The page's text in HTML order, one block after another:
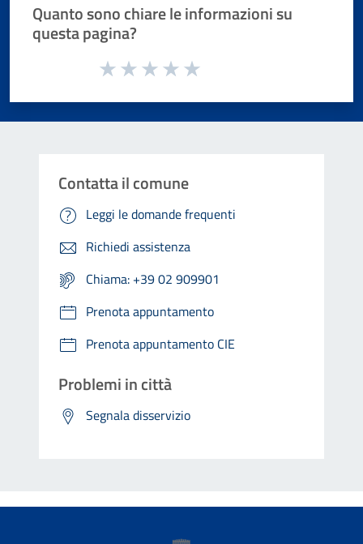
Quanto sono chiare le informazioni su
questa pagina?
Valuta da 1 a 5 stelle la pagina
Contatta il comune
Leggi le domande frequenti
Richiedi assistenza
Chiama: +39 02 909901
Prenota appuntamento
Prenota appuntamento CIE
Problemi in città
Segnala disservizio